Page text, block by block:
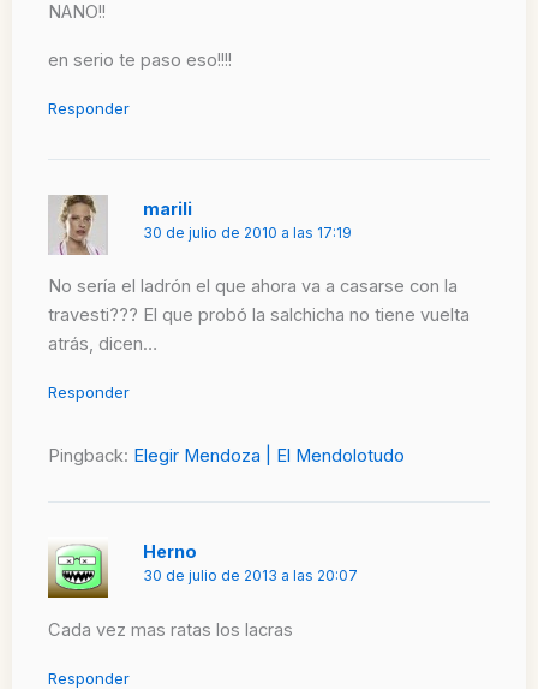
NANO!!
en serio te paso eso!!!!
Responder
marili
30 de julio de 2010 a las 17:19
No sería el ladrón el que ahora va a casarse con la
travesti??? El que probó la salchicha no tiene vuelta
atrás, dicen…
Responder
Pingback: Elegir Mendoza | El Mendolotudo
Herno
30 de julio de 2013 a las 20:07
Cada vez mas ratas los lacras
Responder